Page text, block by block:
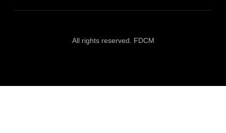
All rights reserved. FDCM